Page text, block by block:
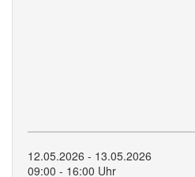
12.05.2026 - 13.05.2026
09:00 - 16:00 Uhr